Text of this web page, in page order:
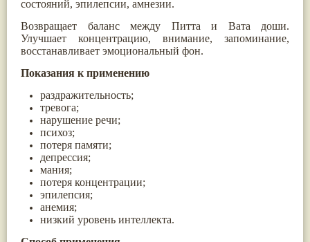
состояний, эпилепсии, амнезии.
Возвращает баланс между Питта и Вата доши.
Улучшает концентрацию, внимание, запоминание,
восстанавливает эмоциональный фон.
Показания к применению
раздражительность;
тревога;
нарушение речи;
психоз;
потеря памяти;
депрессия;
мания;
потеря концентрации;
эпилепсия;
анемия;
низкий уровень интеллекта.
Паслён черный(13)
Коричник цейлонский
Мирра
Сверция(12)
Каменная соль(11)
Коровье молоко
Мукуна жгучая(11)
Ним(11)
Патала(11)
Перец чаба(11)
Соссюрея/кушта
Турпет(11)
Алойное дерево(10)
Асафетида(10)
Пармелия(10)